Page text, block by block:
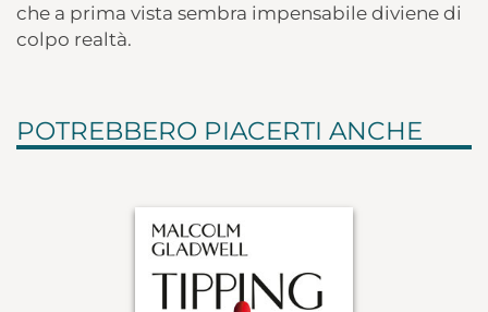
che a prima vista sembra impensabile diviene di
colpo realtà.
POTREBBERO PIACERTI ANCHE